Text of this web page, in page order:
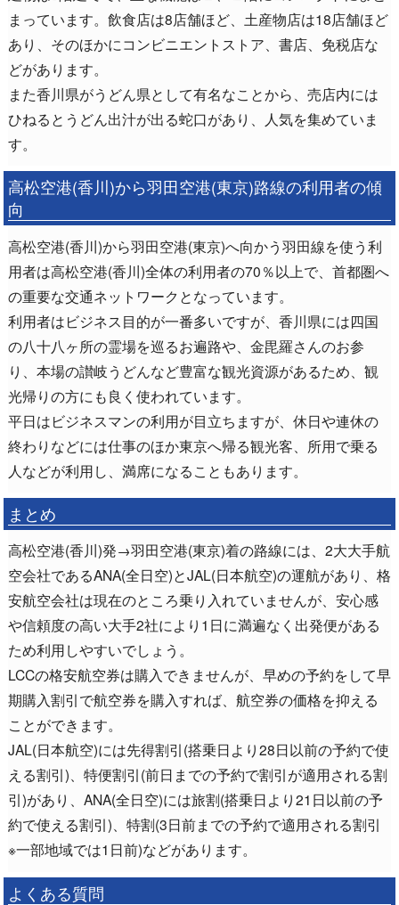
まっています。飲食店は8店舗ほど、土産物店は18店舗ほど
あり、そのほかにコンビニエントストア、書店、免税店な
どがあります。
また香川県がうどん県として有名なことから、売店内には
ひねるとうどん出汁が出る蛇口があり、人気を集めていま
す。
高松空港(香川)から羽田空港(東京)路線の利用者の傾
向
高松空港(香川)から羽田空港(東京)へ向かう羽田線を使う利
用者は高松空港(香川)全体の利用者の70％以上で、首都圏へ
の重要な交通ネットワークとなっています。
利用者はビジネス目的が一番多いですが、香川県には四国
の八十八ヶ所の霊場を巡るお遍路や、金毘羅さんのお参
り、本場の讃岐うどんなど豊富な観光資源があるため、観
光帰りの方にも良く使われています。
平日はビジネスマンの利用が目立ちますが、休日や連休の
終わりなどには仕事のほか東京へ帰る観光客、所用で乗る
人などが利用し、満席になることもあります。
まとめ
高松空港(香川)発→羽田空港(東京)着の路線には、2大大手航
空会社であるANA(全日空)とJAL(日本航空)の運航があり、格
安航空会社は現在のところ乗り入れていませんが、安心感
や信頼度の高い大手2社により1日に満遍なく出発便がある
ため利用しやすいでしょう。
LCCの格安航空券は購入できませんが、早めの予約をして早
期購入割引で航空券を購入すれば、航空券の価格を抑える
ことができます。
JAL(日本航空)には先得割引(搭乗日より28日以前の予約で使
える割引)、特便割引(前日までの予約で割引が適用される割
引)があり、ANA(全日空)には旅割(搭乗日より21日以前の予
約で使える割引)、特割(3日前までの予約で適用される割引
※一部地域では1日前)などがあります。
よくある質問